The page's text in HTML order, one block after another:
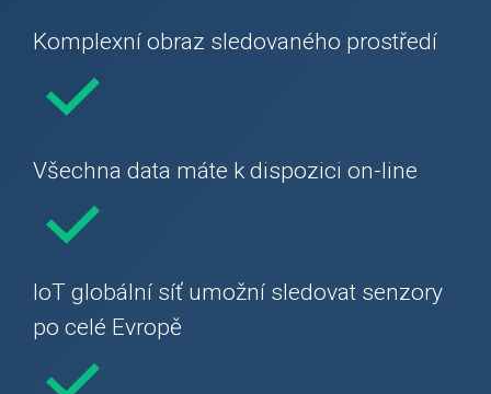
Komplexní obraz sledovaného prostředí
Všechna data máte k dispozici on-line
IoT globální síť umožní sledovat senzory
po celé Evropě